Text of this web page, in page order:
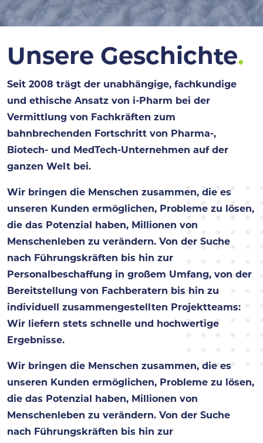
Unsere Geschichte.
Seit 2008 trägt der unabhängige, fachkundige
und ethische Ansatz von i-Pharm bei der
Vermittlung von Fachkräften zum
bahnbrechenden Fortschritt von Pharma-,
Biotech- und MedTech-Unternehmen auf der
ganzen Welt bei.
Wir bringen die Menschen zusammen, die es
unseren Kunden ermöglichen, Probleme zu lösen,
die das Potenzial haben, Millionen von
Menschenleben zu verändern. Von der Suche
nach Führungskräften bis hin zur
Personalbeschaffung in großem Umfang, von der
Bereitstellung von Fachberatern bis hin zu
individuell zusammengestellten Projektteams:
Wir liefern stets schnelle und hochwertige
Ergebnisse. ​
Wir bringen die Menschen zusammen, die es
unseren Kunden ermöglichen, Probleme zu lösen,
die das Potenzial haben, Millionen von
Menschenleben zu verändern. Von der Suche
nach Führungskräften bis hin zur